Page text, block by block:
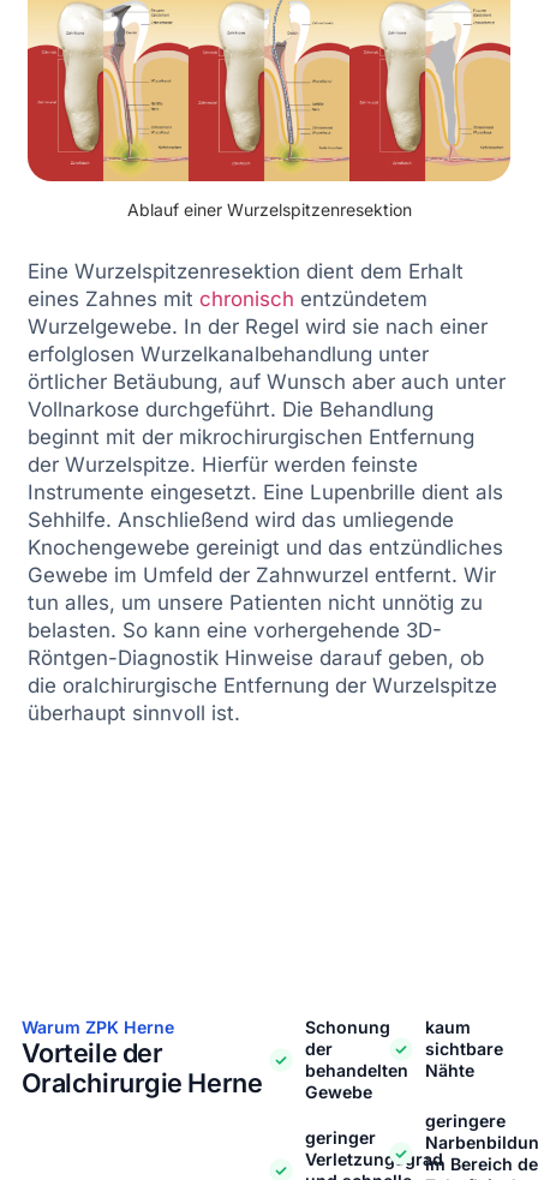
Ablauf einer Wurzelspitzenresektion
Eine Wurzelspitzenresektion dient dem Erhalt
eines Zahnes mit chronisch entzündetem
Wurzelgewebe. In der Regel wird sie nach einer
erfolglosen Wurzelkanalbehandlung unter
örtlicher Betäubung, auf Wunsch aber auch unter
Vollnarkose durchgeführt. Die Behandlung
beginnt mit der mikrochirurgischen Entfernung
der Wurzelspitze. Hierfür werden feinste
Instrumente eingesetzt. Eine Lupenbrille dient als
Sehhilfe. Anschließend wird das umliegende
Knochengewebe gereinigt und das entzündliches
Gewebe im Umfeld der Zahnwurzel entfernt. Wir
tun alles, um unsere Patienten nicht unnötig zu
belasten. So kann eine vorhergehende 3D-
Röntgen-Diagnostik Hinweise darauf geben, ob
die oralchirurgische Entfernung der Wurzelspitze
überhaupt sinnvoll ist.
Warum ZPK Herne
Vorteile der
Oralchirurgie Herne
Schonung
der
behandelten
Gewebe
geringer
Verletzungsgrad
kaum
sichtbare
Nähte
geringere
im Bereich